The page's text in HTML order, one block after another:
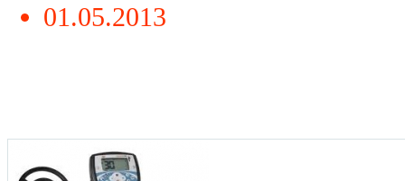
01.05.2013